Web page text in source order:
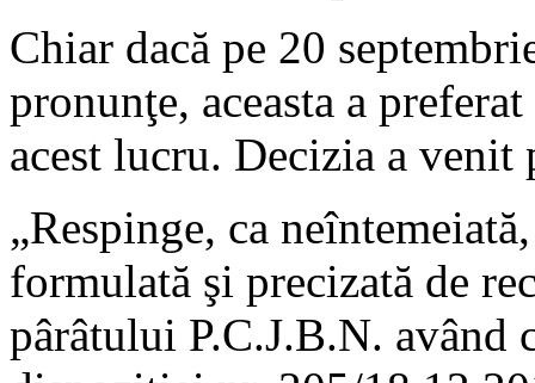
Chiar dacă pe 20
pronunţe, aceasta a
acest lucru. Decizia a venit
„Respinge, ca
formulată şi precizată de
pârâtului P.C.J.B.N. având